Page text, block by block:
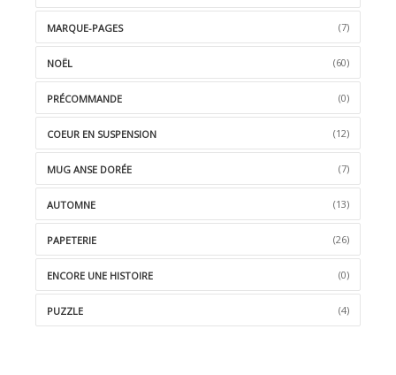
MARQUE-PAGES (7)
NOËL (60)
PRÉCOMMANDE (0)
COEUR EN SUSPENSION (12)
MUG ANSE DORÉE (7)
AUTOMNE (13)
PAPETERIE (26)
ENCORE UNE HISTOIRE (0)
PUZZLE (4)